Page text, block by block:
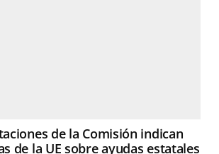
de la Comisión indican
de la UE sobre ayudas estatales